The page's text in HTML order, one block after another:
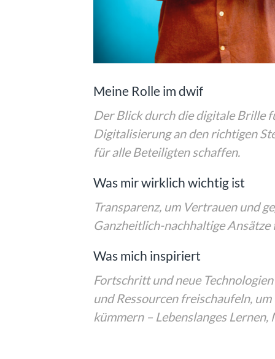
Meine Rolle im dwif
Der Blick durch die digitale Brille
Digitalisierung an den richtigen
für alle Beteiligten schaffen.
Was mir wirklich wichtig ist
Transparenz, um Vertrauen und
Ganzheitlich-nachhaltige
Was mich inspiriert
Fortschritt und neue
und Ressourcen freischaufeln,
kümmern – Lebenslanges